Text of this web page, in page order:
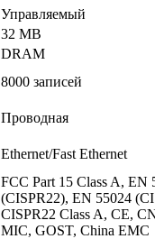
Управляемый
32 MB
DRAM
8000 записей
Проводная
Ethernet/Fast Ethernet
FCC Part 15 Class A, EN
(CISPR22), EN 55024
CISPR22 Class A, CE,
MIC, GOST, China EMC